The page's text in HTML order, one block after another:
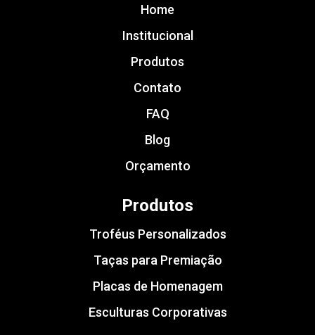
Home
Institucional
Produtos
Contato
FAQ
Blog
Orçamento
Produtos
Troféus Personalizados
Taças para Premiação
Placas de Homenagem
Esculturas Corporativas